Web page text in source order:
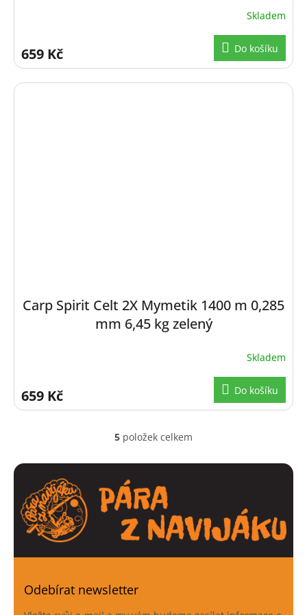
Skladem
659 Kč Do košíku
Carp Spirit Celt 2X Mymetik 1400 m 0,285
mm 6,45 kg zelený
Skladem
659 Kč Do košíku
O
l
d
a
c
í
r
5 položek celkem
Odebírat newsletter